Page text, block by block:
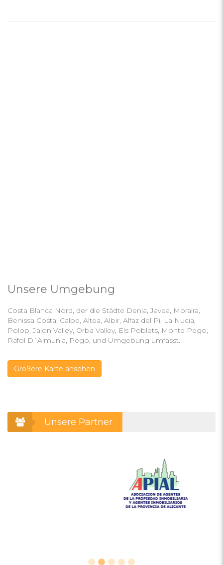
Unsere Umgebung
Costa Blanca Nord, der die Städte Denia, Javea, Moraira,
Benissa Costa, Calpe, Altea, Albir, Alfaz del Pi, La Nucia,
Polop, Jalon Valley, Orba Valley, Els Poblets, Monte Pego,
Rafol D´Almunia, Pego, und Umgebung umfasst.
Größere Karte ansehen
Unsere Partner